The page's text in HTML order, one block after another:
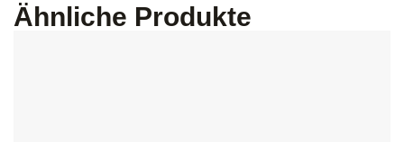
Ähnliche Produkte